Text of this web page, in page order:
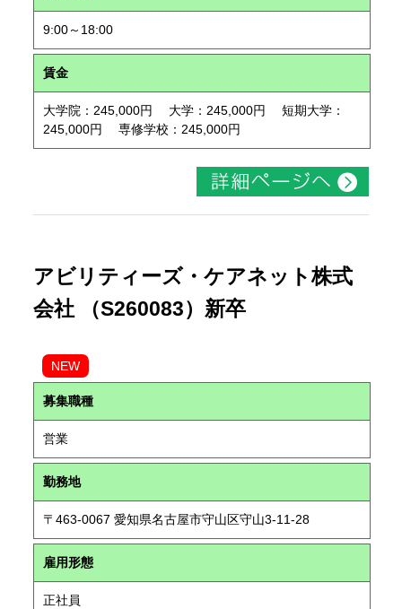
9:00～18:00
賃金
大学院：245,000円 大学：245,000円 短期大学：
245,000円 専修学校：245,000円
アビリティーズ・ケアネット株式
会社 （S260083）新卒
NEW
募集職種
営業
勤務地
〒463-0067 愛知県名古屋市守山区守山3-11-28
雇用形態
正社員